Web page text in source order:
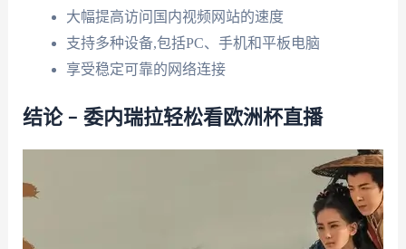
大幅提高访问国内视频网站的速度
支持多种设备,包括PC、手机和平板电脑
享受稳定可靠的网络连接
结论 – 委内瑞拉轻松看欧洲杯直播